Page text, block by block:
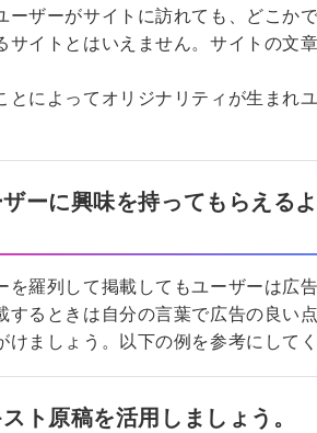
ーザーがサイトに訪れても、どこか
サイトとはいえません。サイトの文
とによってオリジナリティが生まれ
ーに興味を持ってもらえる
を羅列して掲載してもユーザーは広
するときは自分の言葉で広告の良い
けましょう。以下の例を参考にしてく
ト原稿を活用しましょう。